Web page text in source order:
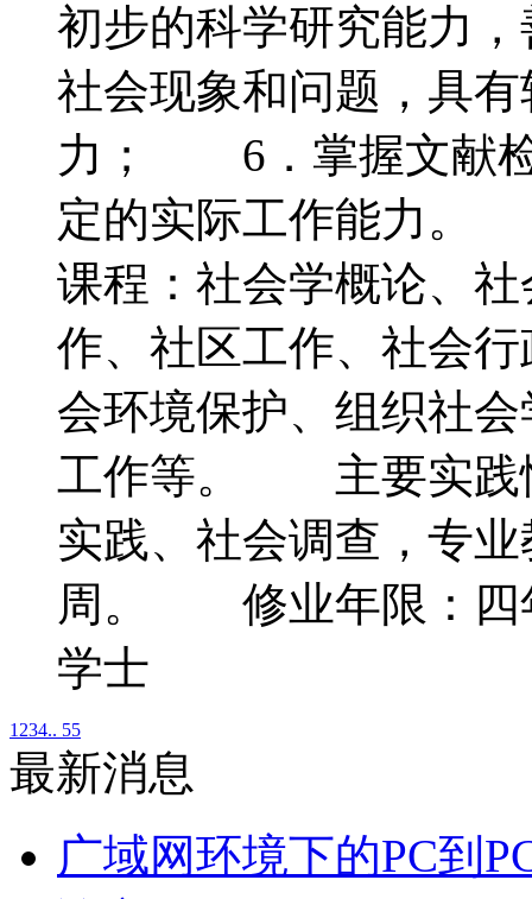
初步的科学研究能力
社会现象和问题，具
力； 6．掌握文献检
定的实际工作能力
课程：社会学概论、
作、社区工作、社会
会环境保护、组织社
工作等。 主要实践
实践、社会调查，专
周。 修业年限：四
学士
1 234.. 55
最新消息
广域网环境下的PC到